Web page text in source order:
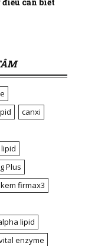
canxi
Plus
firmax3
lipid
enzyme